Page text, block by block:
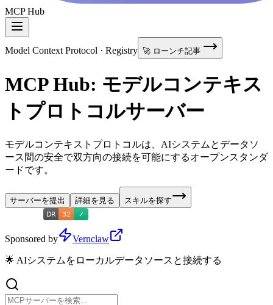
MCP Hub
Model Context Protocol · Registry 🚀 ローンチ記事
MCP Hub: モデルコンテキス
トプロトコルサーバー
モデルコンテキストプロトコルは、AIシステムとデータソ
ース間の安全で双方向の接続を可能にするオープンスタンダ
ードです。
サーバーを提出 詳細を見る スキルを探す
Sponsored by Vernclaw
🌟 AIシステムをローカルデータソースと接続する